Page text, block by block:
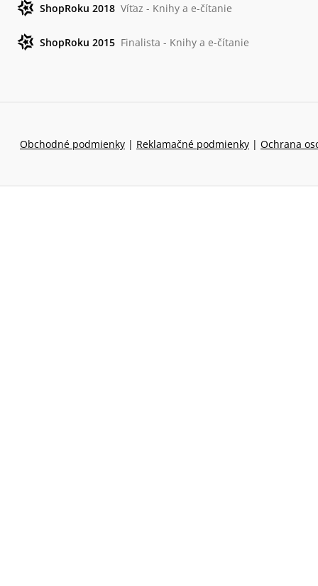
ShopRoku 2018 Víťaz - Knihy a e-čítanie
ShopRoku 2015 Finalista - Knihy a e-čítanie
Obchodné podmienky | Reklamačné podmienky | Ochrana